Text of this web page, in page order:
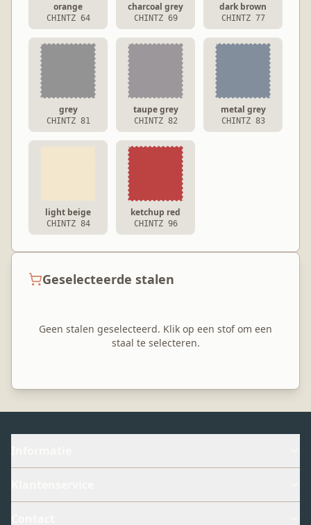
orange
CHINTZ 64
charcoal grey
CHINTZ 69
dark brown
CHINTZ 77
grey
CHINTZ 81
taupe grey
CHINTZ 82
metal grey
CHINTZ 83
light beige
CHINTZ 84
ketchup red
CHINTZ 96
Geselecteerde stalen
Geen stalen geselecteerd. Klik op een stof om een
staal te selecteren.